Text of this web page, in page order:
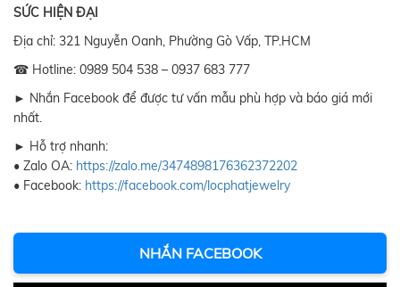
SỨC HIỆN ĐẠI
Địa chỉ: 321 Nguyễn Oanh, Phường Gò Vấp, TP.HCM
☎ Hotline: 0989 504 538 – 0937 683 777
► Nhắn Facebook để được tư vấn mẫu phù hợp và báo giá mới
nhất.
► Hỗ trợ nhanh:
• Zalo OA: https://zalo.me/3474898176362372202
• Facebook: https://facebook.com/locphatjewelry
NHẮN FACEBOOK